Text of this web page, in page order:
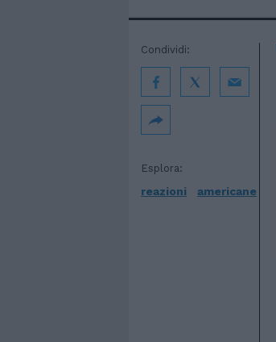
Esplora:
reazioni americane
Condividi: